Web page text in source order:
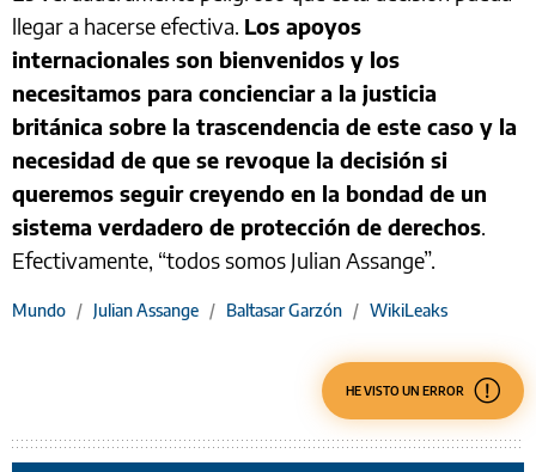
llegar a hacerse efectiva. Los apoyos
internacionales son bienvenidos y los
necesitamos para concienciar a la justicia
británica sobre la trascendencia de este caso y la
necesidad de que se revoque la decisión si
queremos seguir creyendo en la bondad de un
sistema verdadero de protección de derechos.
Efectivamente, “todos somos Julian Assange”.
Mundo / Julian Assange / Baltasar Garzón / WikiLeaks
HE VISTO UN ERROR